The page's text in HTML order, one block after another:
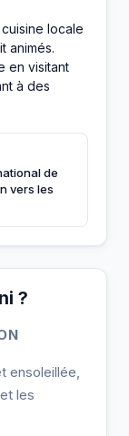
locale
animés.
en visitant
à des
de
vers les
?
ensoleillée,
les